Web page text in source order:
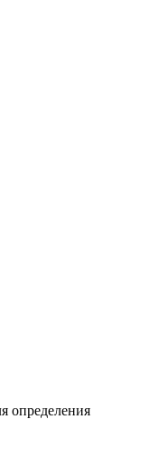
определения